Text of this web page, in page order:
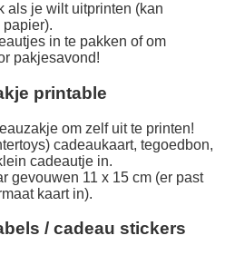
als je wilt uitprinten (kan
in te pakken of om
pakjesavond!
printable
om zelf uit te printen!
cadeaukaart, tegoedbon,
cadeautje in.
gevouwen 11 x 15 cm (er past
kaart in).
/ cadeau stickers